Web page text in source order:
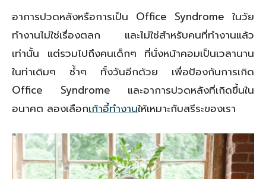
อาการปวดหลังหรือการเป็น Office Syndrome ในวัย
ทำงานไม่ใช่เรื่องตลก และไม่ใช่สำหรับคนที่ทำงานแล้ว
เท่านั้น แต่รวมไปถึงคนเด็กๆ ที่นั่งหน้าคอมเป็นเวลานาน
ในท่าเดิมๆ ซ้ำๆ ทั้งวันอีกด้วย เพื่อป้องกันการเกิด
Office Syndrome และอาการปวดหลังที่เกิดขึ้นใน
อนาคต ลองเลือกเก้าอี้ทำงานให้เหมาะกับสรีระของเรา